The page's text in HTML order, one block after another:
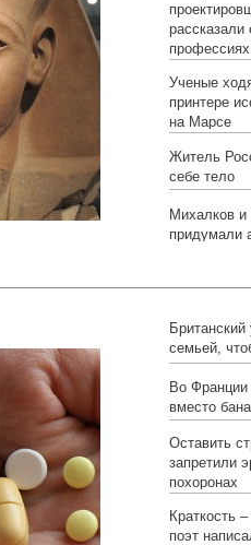
Ученые
принтере
на Марсе
Житель
себе тело
Михалков и
придумали
семьей,
Во
вместо
Оставить
запретили
похоронах
Краткость
поэт